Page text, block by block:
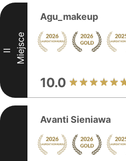
II Miejsce
Agu_makeup
10.0
Avanti Sieniawa